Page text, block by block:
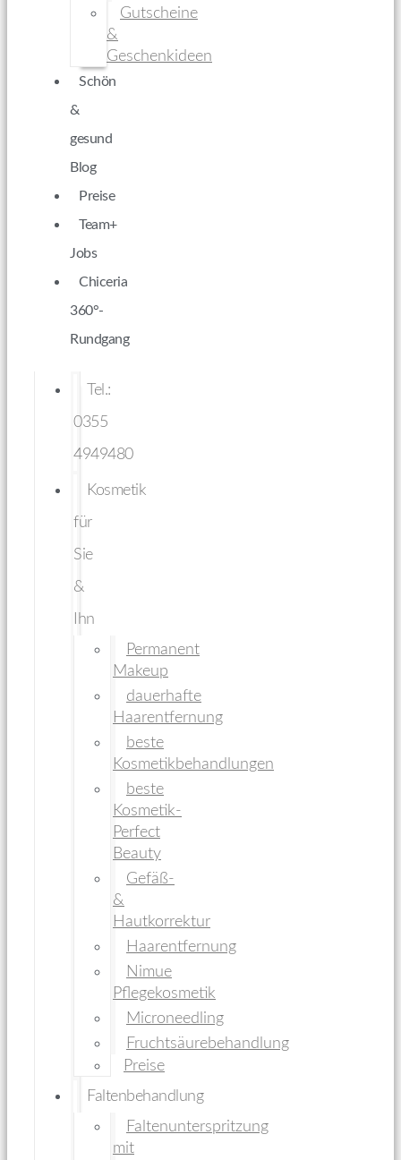
Gutscheine
&
Geschenkideen
Schön
&
gesund
Blog
Preise
Team+
Jobs
Chiceria
360°-
Rundgang
Tel.:
0355
4949480
Kosmetik
für
Sie
&
Ihn
Permanent
Makeup
dauerhafte
Haarentfernung
beste
Kosmetikbehandlungen
beste
Kosmetik-
Perfect
Beauty
Gefäß-
&
Hautkorrektur
Haarentfernung
Nimue
Pflegekosmetik
Microneedling
Fruchtsäurebehandlung
Preise
Faltenbehandlung
Faltenunterspritzung
mit